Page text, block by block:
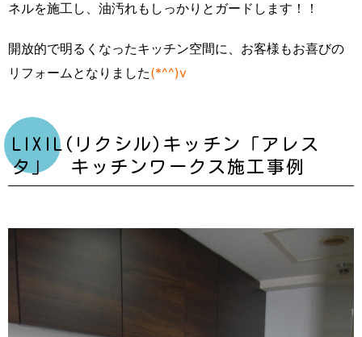
ネルを施工し、油汚れもしっかりとガードします！！
開放的で明るくなったキッチン空間に、お客様もお喜びの
リフォームとなりました(*^^)v
LIXIL(リクシル)キッチン「アレス
タ」 キッチンワークス施工事例